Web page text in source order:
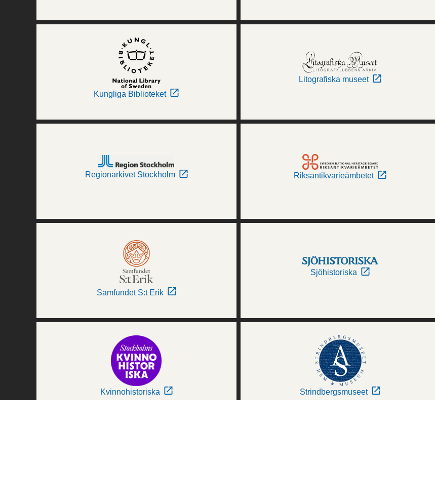
Kungliga Biblioteket
Litografiska museet
Regionarkivet Stockholm Riksantikvarieämbetet
Samfundet S:t Erik
Sjöhistoriska
Kvinnohistoriska Strindbergsmuseet